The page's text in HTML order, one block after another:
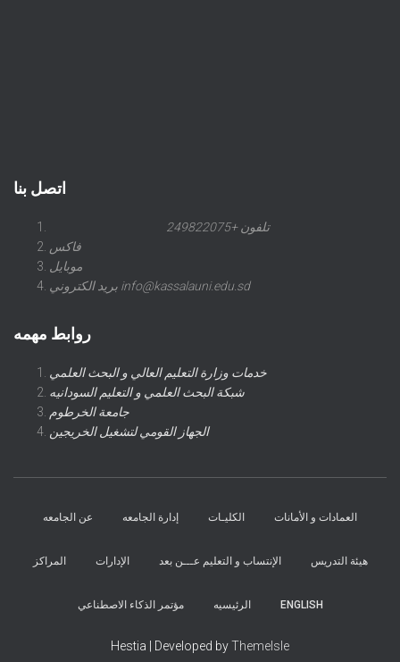
اتصل بنا
تلفون +249822075
فاكس
موبايل
بريد الكتروني info@kassalauni.edu.sd
روابط مهمه
خدمات وزارة التعليم العالي و البحث العلمي
شبكة البحث العلمي و التعليم السودانيه
جامعة الخرطوم
الجهاز القومي لتشغيل الخريجين
عن الجامعه إدارة الجامعه الكليـات العمادات و الأمانات
المراكز الإدارات الإنتساب و التعليم عـــن بعد هيئة التدريس
مؤتمر الذكاء الاصطناعي الرئيسيه ENGLISH
Hestia | Developed byThemeIsle